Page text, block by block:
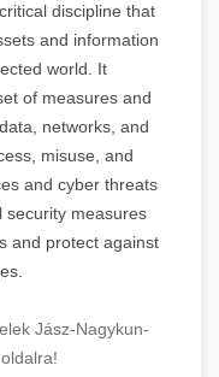
discipline that
and information
world. It
of measures and
networks, and
misuse, and
and cyber threats
security measures
and protect against
Jász-Nagykun-